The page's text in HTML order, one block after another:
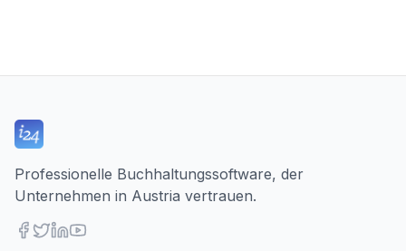
Professionelle Buchhaltungssoftware, der
Unternehmen in Austria vertrauen.